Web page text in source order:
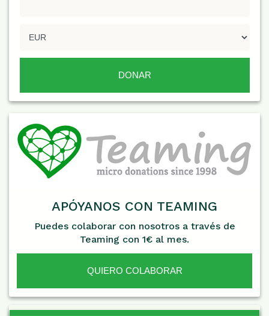
APÓYANOS CON TEAMING
Puedes colaborar con nosotros a través de
Teaming con 1€ al mes.
QUIERO COLABORAR